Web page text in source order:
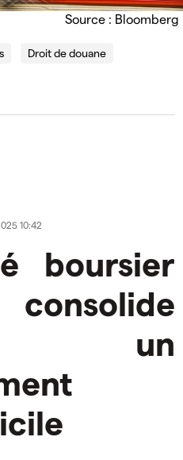
Source : Bloomberg
Droit de douane
10:42
boursier
un